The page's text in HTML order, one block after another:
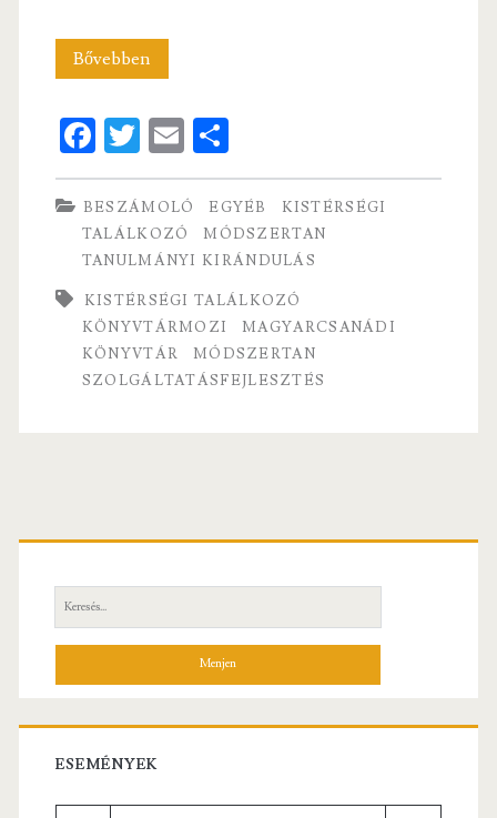
BővebbenCsongrád
KSZR
–
Kistérségi
szakmai
nap
a
KönyvtárMozi
Fa
ce
b
o
o
k
T
w
itt
er
E
m
ai
l
S
ha
re
BESZÁMOLÓ EGYÉB
KISTÉRSÉGI
TALÁLKOZÓ
MÓDSZERTAN
TANULMÁNYI KIRÁNDULÁS
KISTÉRSÉGI TALÁLKOZÓ
KÖNYVTÁRMOZI
MAGYARCSANÁDI
KÖNYVTÁR
MÓDSZERTAN
SZOLGÁLTATÁSFEJLESZTÉS
Elsődleges
oldalsáv
Keresés:
ESEMÉNYEK